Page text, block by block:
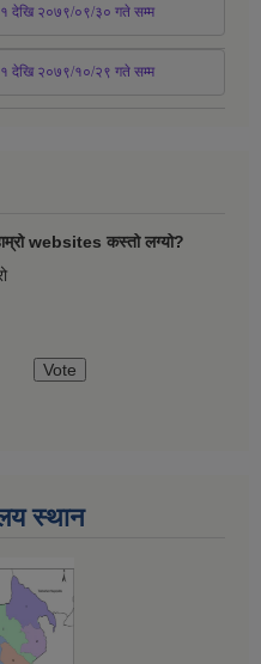
देखि २०७९/०९/३० गते सम्म
देखि २०७९/१०/२९ गते सम्म
websites कस्तो लग्यो?
स्थान